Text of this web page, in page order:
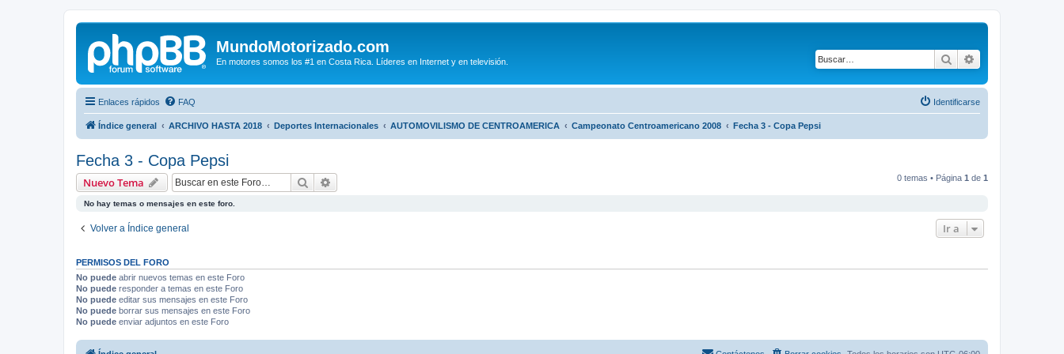
MundoMotorizado.com
En motores somos los #1 en Costa Rica. Líderes en Internet y en televisión. Buscar
Enlaces rápidos FAQ Identificarse
Índice general ARCHIVO HASTA 2018 Deportes Internacionales AUTOMOVILISMO DE CENTROAMERICA Campeonato Centroamericano 2008 Fecha 3 - Copa Pepsi
Fecha 3 - Copa Pepsi
Nuevo Tema Buscar 0 temas • Página 1 de 1
No hay temas o mensajes en este foro.
Volver a Índice general Ir a
PERMISOS DEL FORO
No puede abrir nuevos temas en este Foro
No puede responder a temas en este Foro
No puede editar sus mensajes en este Foro
No puede borrar sus mensajes en este Foro
No puede enviar adjuntos en este Foro